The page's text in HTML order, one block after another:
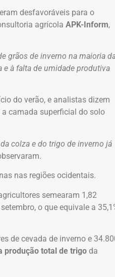
desfavoráveis para o
agrícola APK-Inform,
grãos de inverno na maioria
e à falta de umidade produtiva
do verão, e analistas dizem
camada superficial do solo
colza e do trigo de inverno já
nas regiões ocidentais.
semearam 1,82
o que equivale a
de cevada de inverno e
produção total de trigo da